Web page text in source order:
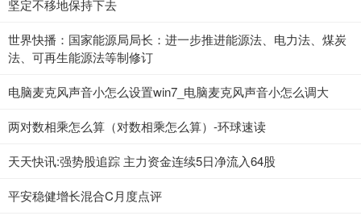
坚定不移地保持下去
世界快播：国家能源局局长：进一步推进能源法、电力法、煤炭
法、可再生能源法等制修订
电脑麦克风声音小怎么设置win7_电脑麦克风声音小怎么调大
两对数相乘怎么算（对数相乘怎么算）-环球速读
天天快讯:强势股追踪 主力资金连续5日净流入64股
平安稳健增长混合C月度点评